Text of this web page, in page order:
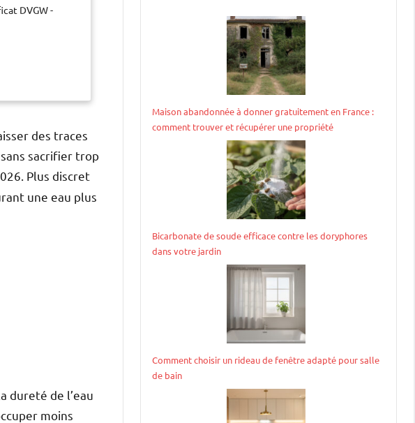
DVGW -
de
des traces
sacrifier trop
Plus discret
une eau plus
dureté de l’eau
moins
Maison abandonnée à donner gratuitement en France :
comment trouver et récupérer une propriété
Bicarbonate de soude efficace contre les doryphores
dans votre jardin
Comment choisir un rideau de fenêtre adapté pour salle
de bain